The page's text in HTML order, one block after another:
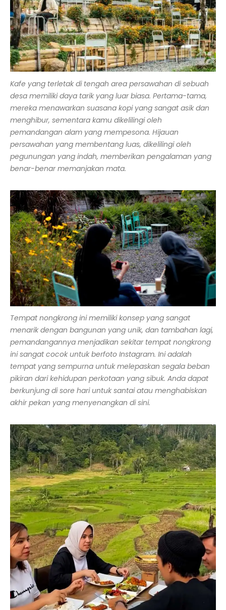
Kafe yang terletak di tengah area persawahan di sebuah
desa memiliki daya tarik yang luar biasa. Pertama-tama,
mereka menawarkan suasana kopi yang sangat asik dan
menghibur, sementara kamu dikelilingi oleh
pemandangan alam yang mempesona. Hijauan
persawahan yang membentang luas, dikelilingi oleh
pegunungan yang indah, memberikan pengalaman yang
benar-benar memanjakan mata.
Tempat nongkrong ini memiliki konsep yang sangat
menarik dengan bangunan yang unik, dan tambahan lagi,
pemandangannya menjadikan sekitar tempat nongkrong
ini sangat cocok untuk berfoto Instagram. Ini adalah
tempat yang sempurna untuk melepaskan segala beban
pikiran dari kehidupan perkotaan yang sibuk. Anda dapat
berkunjung di sore hari untuk santai atau menghabiskan
akhir pekan yang menyenangkan di sini.